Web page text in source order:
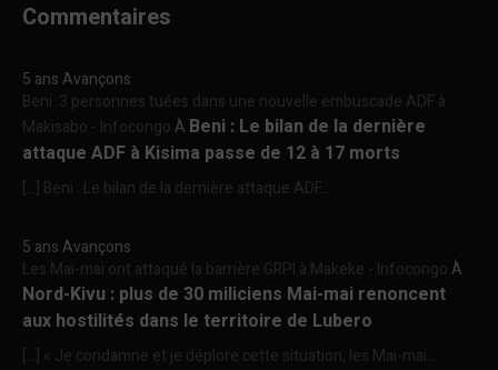
Commentaires
5 ans Avançons
Beni :3 personnes tuées dans une nouvelle embuscade ADF à
Makisabo - InfocongoÀ Beni : Le bilan de la dernière
attaque ADF à Kisima passe de 12 à 17 morts
[…] Beni : Le bilan de la dernière attaque ADF...
5 ans Avançons
Les Mai-mai ont attaqué la barrière GRPI à Makeke - InfocongoÀ
Nord-Kivu : plus de 30 miliciens Mai-mai renoncent
aux hostilités dans le territoire de Lubero
[…] « Je condamne et je déplore cette situation, les Mai-mai...